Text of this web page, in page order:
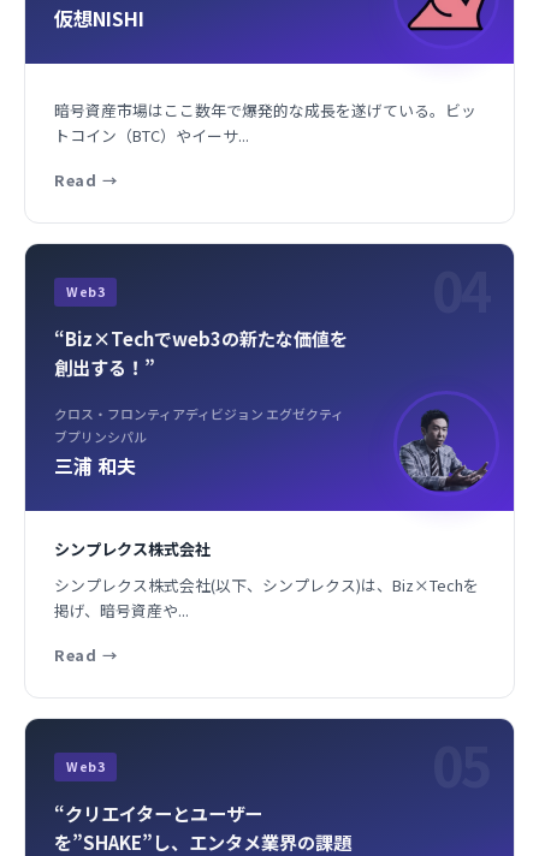
仮想NISHI
暗号資産市場はここ数年で爆発的な成長を遂げている。ビッ
トコイン（BTC）やイーサ...
Read →
Web3
“Biz×Techでweb3の新たな価値を
創出する！”
クロス・フロンティアディビジョン エグゼクティ
ブプリンシパル
三浦 和夫
シンプレクス株式会社
シンプレクス株式会社(以下、シンプレクス)は、Biz×Techを
掲げ、暗号資産や...
Read →
Web3
“クリエイターとユーザー
を”SHAKE”し、エンタメ業界の課題